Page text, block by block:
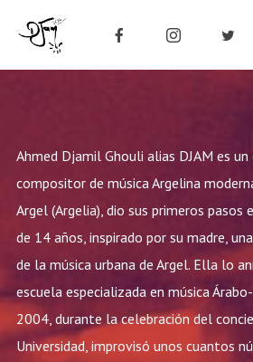
Ahmed Djamil Ghouli alias DJAM es
compositor de música Argelina
Argel (Argelia), dio sus primeros pasos
de 14 años, inspirado por su madre,
de la música urbana de Argel. Ella lo
escuela especializada en música
2004, durante la celebración del
Universidad, improvisó unos cuantos